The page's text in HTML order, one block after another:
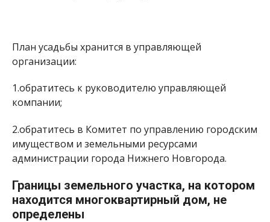
План усадьбы хранится в управляющей
организации:
1.обратитесь к руководителю управляющей
компании;
2.обратитесь в Комитет по управлению городским
имуществом и земельными ресурсами
администрации города Нижнего Новгорода.
Границы земельного участка, на котором
находится многоквартирный дом, не
определены